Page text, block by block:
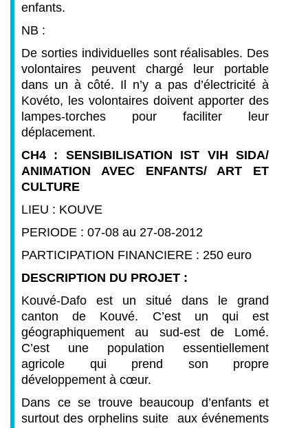
enfants.
NB :
De sorties individuelles sont réalisables. Des
volontaires peuvent chargé leur portable
dans un à côté. Il n’y a pas d’électricité à
Kovéto, les volontaires doivent apporter des
lampes-torches pour faciliter leur
déplacement.
CH4 : SENSIBILISATION IST VIH SIDA/
ANIMATION AVEC ENFANTS/ ART ET
CULTURE
LIEU : KOUVE
PERIODE : 07-08 au 27-08-2012
PARTICIPATION FINANCIERE : 250 euro
DESCRIPTION DU PROJET :
Kouvé-Dafo est un situé dans le grand
canton de Kouvé. C’est un qui est
géographiquement au sud-est de Lomé.
C’est une population essentiellement
agricole qui prend son propre
développement à cœur.
Dans ce se trouve beaucoup d’enfants et
surtout des orphelins suite aux événements